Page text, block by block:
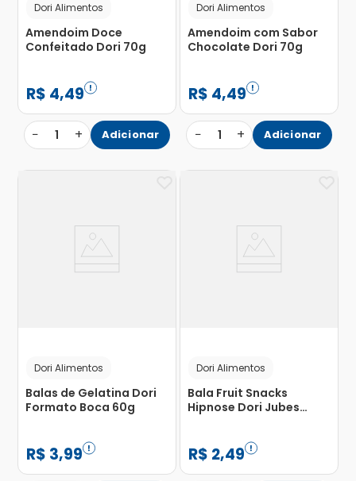
Dori Alimentos
Amendoim Doce
Confeitado Dori 70g
R$ 4,49
− 1 + Adicionar
Dori Alimentos
Amendoim com Sabor
Chocolate Dori 70g
R$ 4,49
− 1 + Adicionar
Dori Alimentos
Balas de Gelatina Dori
Formato Boca 60g
R$ 3,99
Dori Alimentos
Bala Fruit Snacks
Hipnose Dori Jubes
R$ 2,49